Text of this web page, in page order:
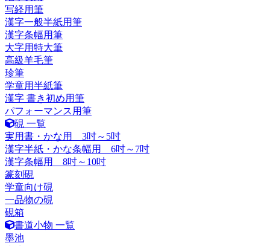
写経用筆
漢字一般半紙用筆
漢字条幅用筆
大字用特大筆
高級羊毛筆
珍筆
学童用半紙筆
漢字 書き初め用筆
パフォーマンス用筆
硯 一覧
実用書・かな用 3吋～5吋
漢字半紙・かな条幅用 6吋～7吋
漢字条幅用 8吋～10吋
篆刻硯
学童向け硯
一品物の硯
硯箱
書道小物 一覧
墨池